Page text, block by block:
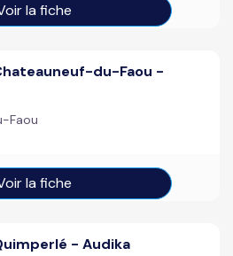
la fiche
du-Faou -
Faou
la fiche
- Audika